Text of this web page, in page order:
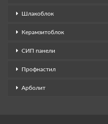
Шлакоблок
Керамзитоблок
СИП панели
Профнастил
Арболит